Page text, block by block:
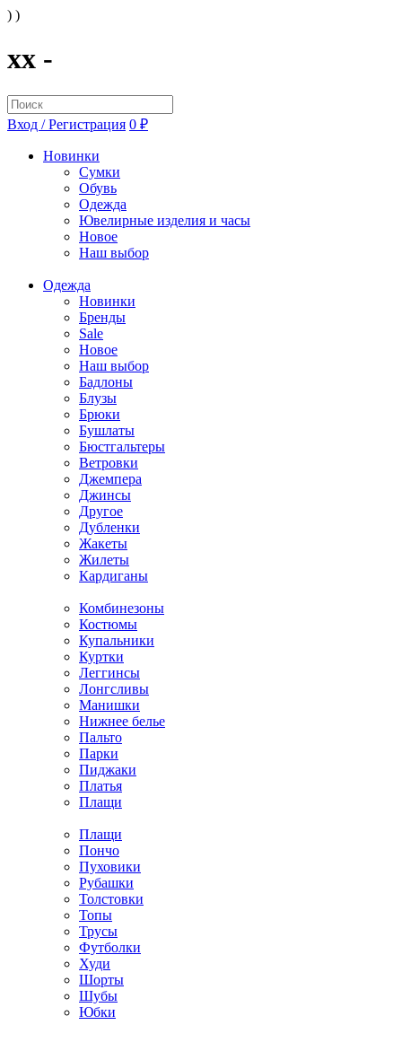
) )
xx -
Вход / Регистрация 0 ₽
Новинки
Сумки
Обувь
Одежда
Ювелирные изделия и часы
Новое
Наш выбор
Одежда
Новинки
Бренды
Sale
Новое
Наш выбор
Бадлоны
Блузы
Брюки
Бушлаты
Бюстгальтеры
Ветровки
Джемпера
Джинсы
Другое
Дубленки
Жакеты
Жилеты
Кардиганы
Комбинезоны
Костюмы
Купальники
Куртки
Леггинсы
Лонгсливы
Манишки
Нижнее белье
Пальто
Парки
Пиджаки
Платья
Плащи
Плащи
Пончо
Пуховики
Рубашки
Толстовки
Топы
Трусы
Футболки
Худи
Шорты
Шубы
Юбки